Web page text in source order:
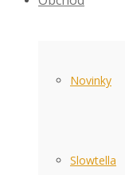
Novinky
Slowtella